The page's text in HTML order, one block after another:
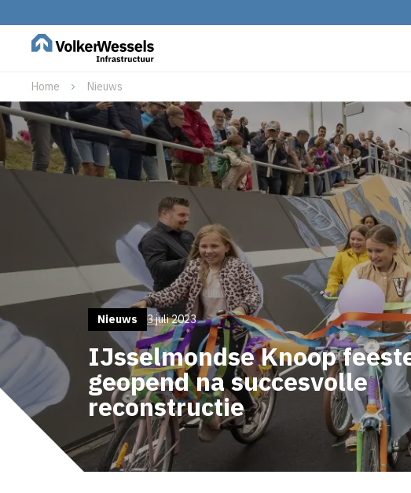
Home Nieuws
Nieuws 3 juli 2023
IJsselmondse Knoop
geopend na succesvolle
reconstructie